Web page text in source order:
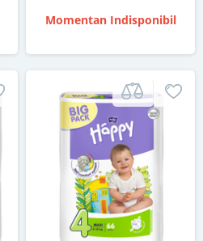
Momentan Indisponibil